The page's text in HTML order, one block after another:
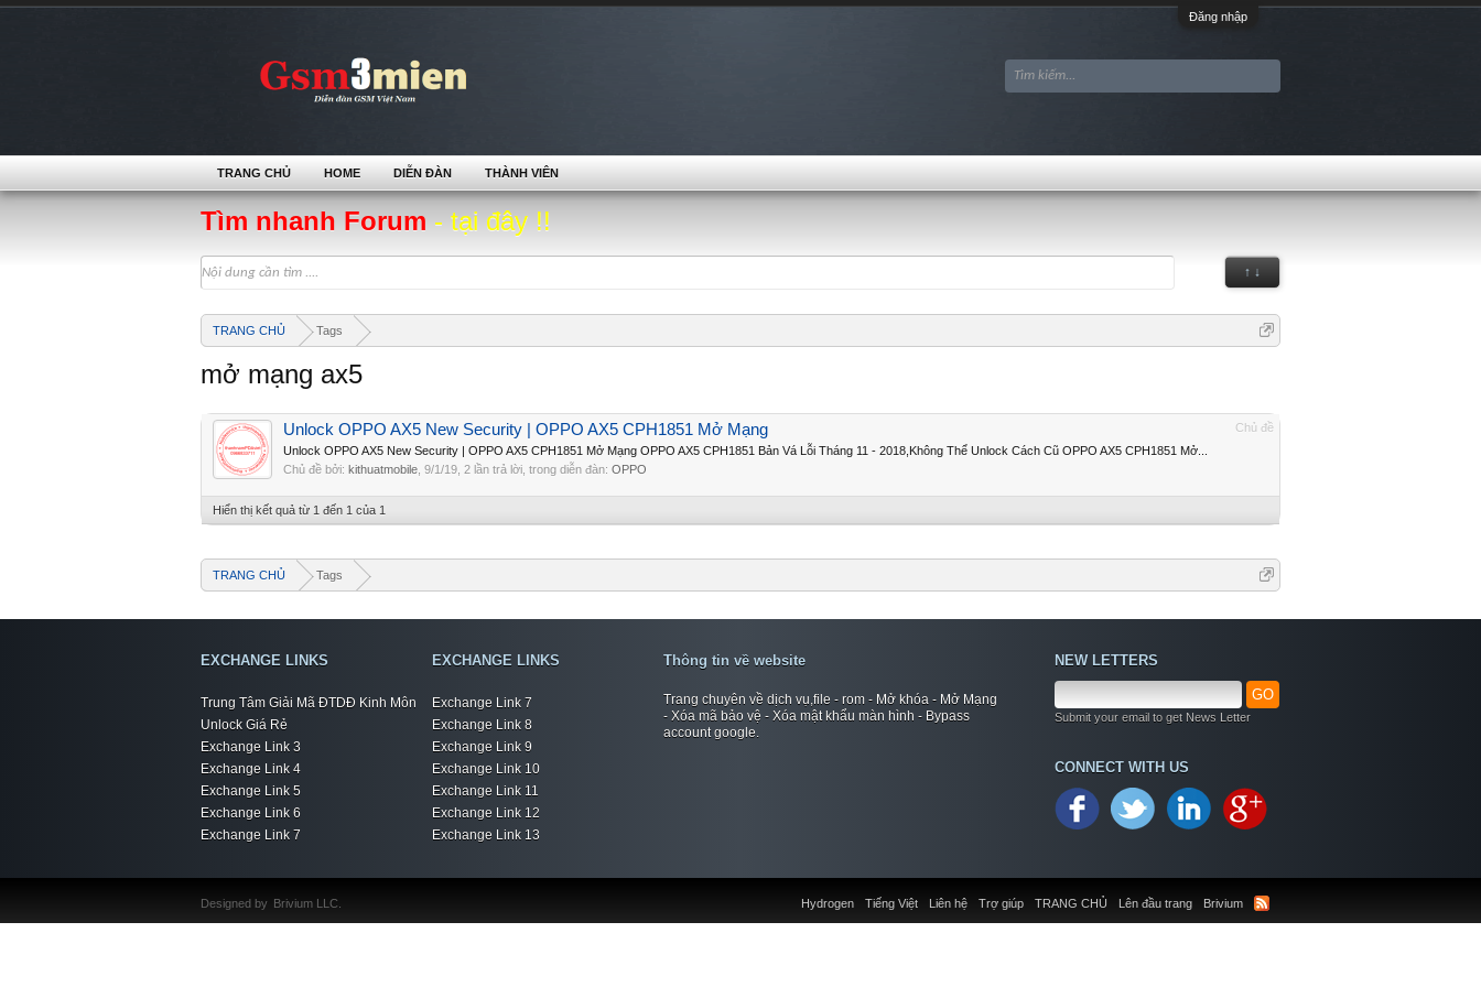
Đăng nhập
Tìm nhanh Forum - tại đây !!
↑ ↓
TRANG CHỦ Tags
mở mạng ax5
Chủ đề
Unlock OPPO AX5 New Security | OPPO AX5 CPH1851 Mở Mạng
Unlock OPPO AX5 New Security | OPPO AX5 CPH1851 Mở Mạng OPPO AX5 CPH1851 Bản Vá Lỗi Tháng 11 - 2018,Không Thể Unlock Cách Cũ OPPO AX5 CPH1851 Mở...
Chủ đề bởi: kithuatmobile 9/1/19 , 2 lần trả lời, trong diễn đàn: OPPO
Hiển thị kết quả từ 1 đến 1 của 1
TRANG CHỦ Tags
TRANG CHỦ HOME DIỄN ĐÀN THÀNH VIÊN
EXCHANGE LINKS
Trung Tâm Giải Mã ĐTDĐ Kinh Môn
Unlock Giá Rẻ
Exchange Link 3
Exchange Link 4
Exchange Link 5
Exchange Link 6
Exchange Link 7
EXCHANGE LINKS
Exchange Link 7
Exchange Link 8
Exchange Link 9
Exchange Link 10
Exchange Link 11
Exchange Link 12
Exchange Link 13
Thông tin về website
Trang chuyên về dịch vụ,file - rom - Mở khóa - Mở Mạng
- Xóa mã bảo vệ - Xóa mật khẩu màn hình - Bypass
account google.
NEW LETTERS
GO
Submit your email to get News Letter
CONNECT WITH US
Liên hệ Trợ giúp TRANG CHỦ Lên đầu trang Brivium
Hydrogen Tiếng Việt
Designed by Brivium LLC.